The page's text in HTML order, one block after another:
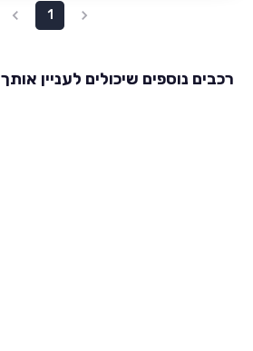
1
רכבים נוספים שיכולים לעניין אותך